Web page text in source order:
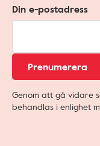
Din e-postadress
Prenumerera
Genom att gå vidare
behandlas i enlighet